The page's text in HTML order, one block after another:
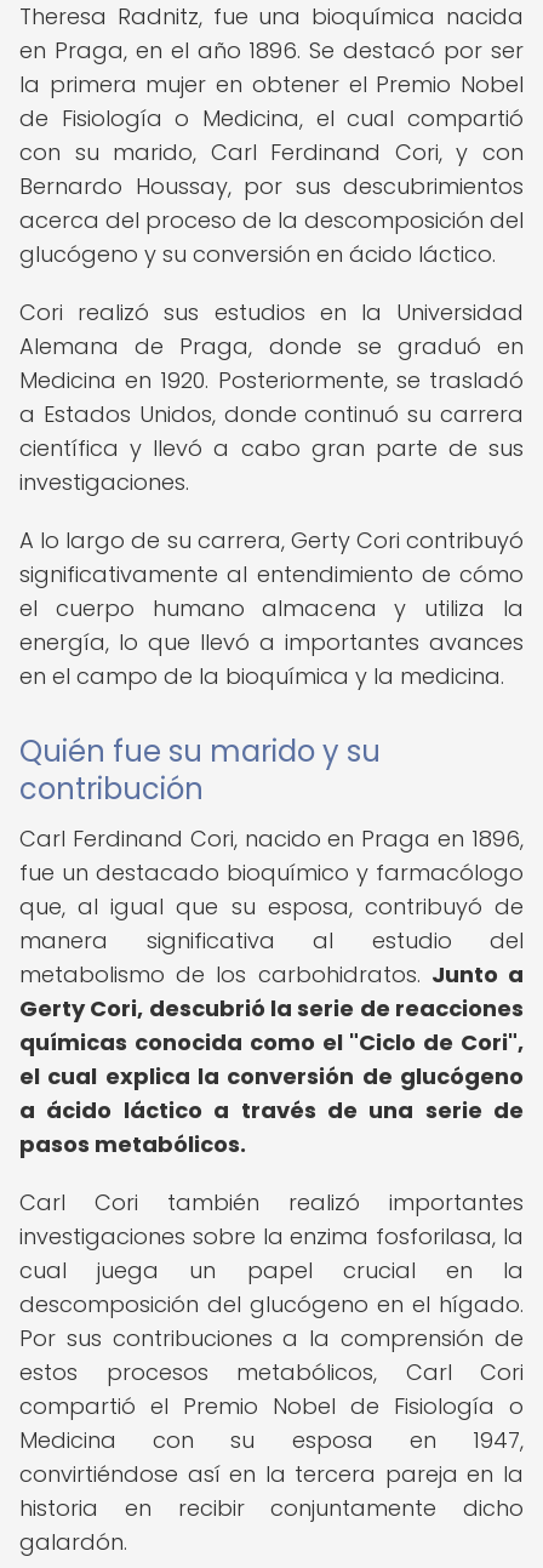
Theresa Radnitz, fue una bioquímica nacida
en Praga, en el año 1896. Se destacó por ser
la primera mujer en obtener el Premio Nobel
de Fisiología o Medicina, el cual compartió
con su marido, Carl Ferdinand Cori, y con
Bernardo Houssay, por sus descubrimientos
acerca del proceso de la descomposición del
glucógeno y su conversión en ácido láctico.
Cori realizó sus estudios en la Universidad
Alemana de Praga, donde se graduó en
Medicina en 1920. Posteriormente, se trasladó
a Estados Unidos, donde continuó su carrera
científica y llevó a cabo gran parte de sus
investigaciones.
A lo largo de su carrera, Gerty Cori contribuyó
significativamente al entendimiento de cómo
el cuerpo humano almacena y utiliza la
energía, lo que llevó a importantes avances
en el campo de la bioquímica y la medicina.
Quién fue su marido y su
contribución
Carl Ferdinand Cori, nacido en Praga en 1896,
fue un destacado bioquímico y farmacólogo
que, al igual que su esposa, contribuyó de
manera significativa al estudio del
metabolismo de los carbohidratos. Junto a
Gerty Cori, descubrió la serie de reacciones
químicas conocida como el "Ciclo de Cori",
el cual explica la conversión de glucógeno
a ácido láctico a través de una serie de
pasos metabólicos.
Carl Cori también realizó importantes
investigaciones sobre la enzima fosforilasa, la
cual juega un papel crucial en la
descomposición del glucógeno en el hígado.
Por sus contribuciones a la comprensión de
estos procesos metabólicos, Carl Cori
compartió el Premio Nobel de Fisiología o
Medicina con su esposa en 1947,
convirtiéndose así en la tercera pareja en la
historia en recibir conjuntamente dicho
galardón.